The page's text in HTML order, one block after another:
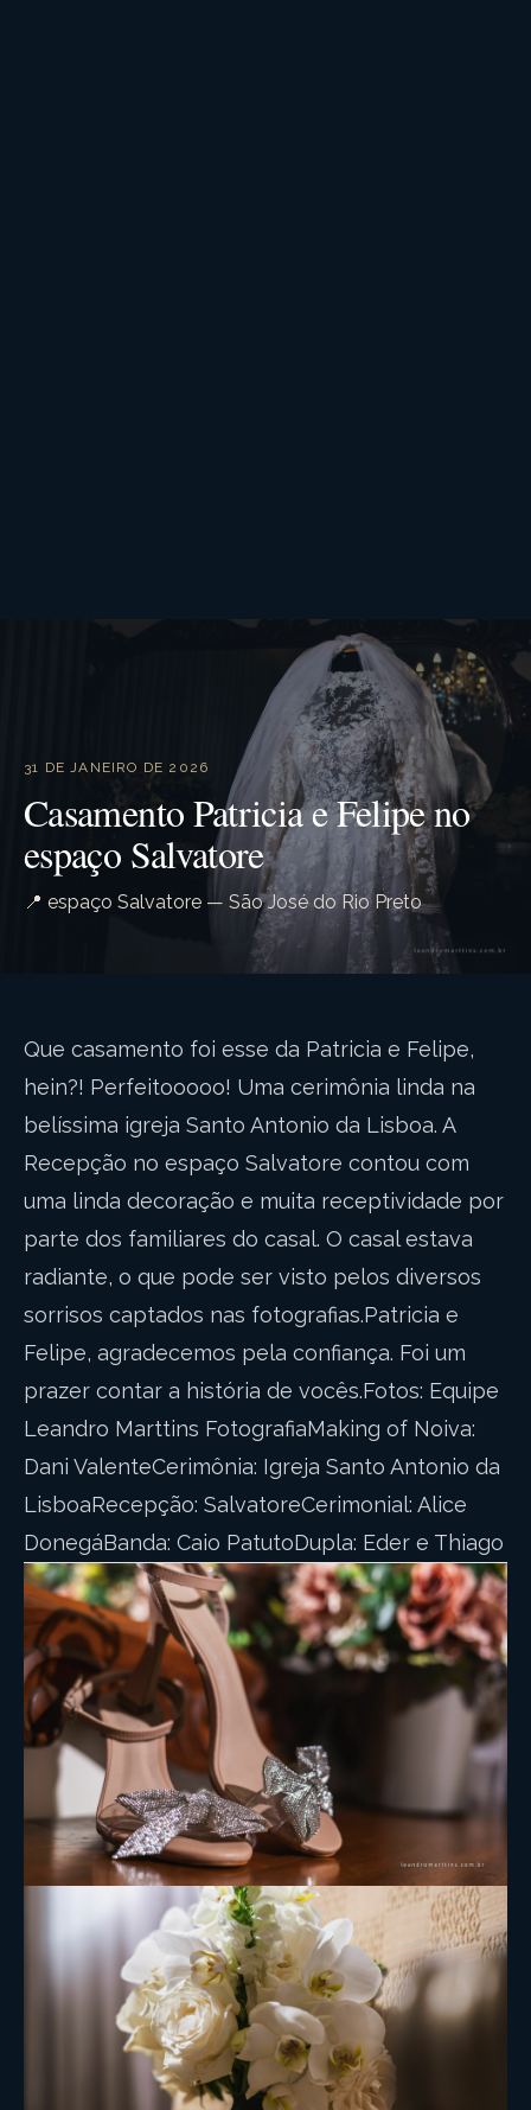
31 DE JANEIRO DE 2026
Casamento Patricia e Felipe no
espaço Salvatore
📍 espaço Salvatore — São José do Rio Preto
Que casamento foi esse da Patricia e Felipe,
hein?! Perfeitooooo! Uma cerimônia linda na
belíssima igreja Santo Antonio da Lisboa. A
Recepção no espaço Salvatore contou com
uma linda decoração e muita receptividade por
parte dos familiares do casal. O casal estava
radiante, o que pode ser visto pelos diversos
sorrisos captados nas fotografias.Patricia e
Felipe, agradecemos pela confiança. Foi um
prazer contar a história de vocês.Fotos: Equipe
Leandro Marttins FotografiaMaking of Noiva:
Dani ValenteCerimônia: Igreja Santo Antonio da
LisboaRecepção: SalvatoreCerimonial: Alice
DonegáBanda: Caio PatutoDupla: Eder e Thiago